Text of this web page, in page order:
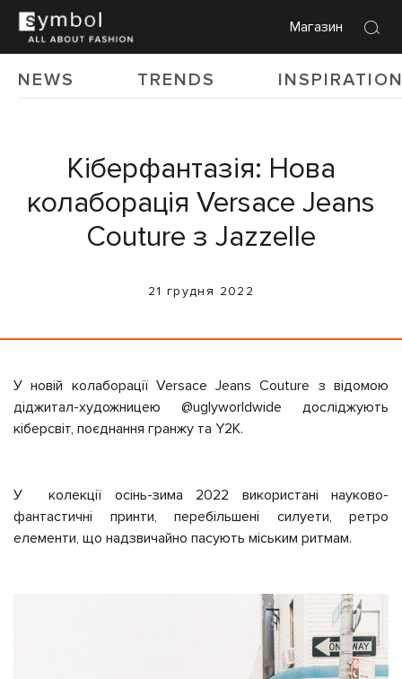
Магазин
NEWS TRENDS
Кіберфантазія: Нова
колаборація Versace Jeans
Couture з Jazzelle
21 грудня 2022
У новій колаборації Versace Jeans Couture з відомою
діджитал-художницею @uglyworldwide досліджують
кіберсвіт, поєднання гранжу та Y2K.
У колекції осінь-зима 2022 використані науково-
фантастичні принти, перебільшені силуети, ретро
елементи, що надзвичайно пасують міським ритмам.